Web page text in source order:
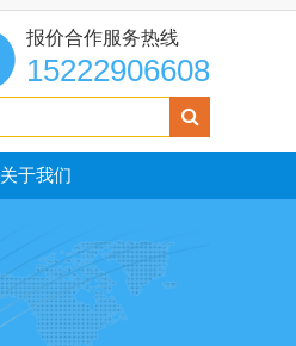
报价合作服务热线
15222906608
关于我们